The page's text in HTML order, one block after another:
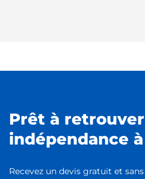
Prêt à
indépendance
Recevez un devis gratuit et